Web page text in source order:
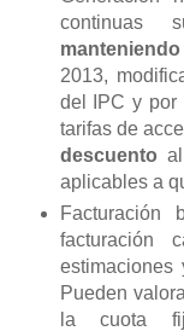
continuas
2013,
del IPC y por
tarifas de
descuento
aplicables a
Facturación
facturación
Pueden
la cuota